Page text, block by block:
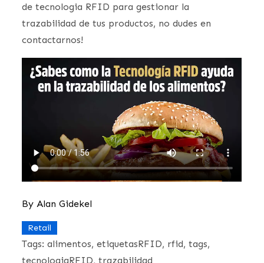
de tecnologia RFID para gestionar la
trazabilidad de tus productos, no dudes en
contactarnos!
ByAlan Gidekel
Retail
Tags:alimentos etiquetasRFID rfid tags
tecnologiaRFID trazabilidad